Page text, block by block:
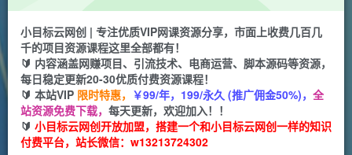
（10257期）超简单图文项目！小白也能月入五位
数
一个小目标云网创
2年前更新
关注 私信
764 40
（10257期）超简单图文项目！小白也能月入五位数
付费阅读
小目标云网创 | 专注优质VIP网课资源分享，市面上收费几百几
千的项目资源课程这里全部都有！
🔰 内容涵盖网赚项目、引流技术、电商运营、脚本源码等资源，
每日稳定更新20-30优质付费资源课程！
🔰 本站VIP 限时特惠， ￥99/年，199/永久 (推广佣金50%)， 全
站资源免费下载， 每天更新，欢迎加入！！
🔰 小目标云网创开放加盟，搭建一个和小目标云网创一样的知识
付费平台，站长微信：w13213724302